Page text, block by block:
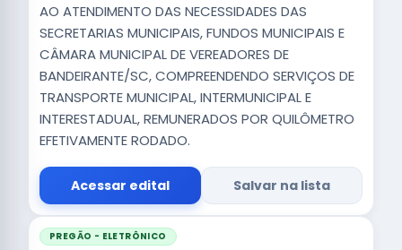
AO ATENDIMENTO DAS NECESSIDADES DAS
SECRETARIAS MUNICIPAIS, FUNDOS MUNICIPAIS E
CÂMARA MUNICIPAL DE VEREADORES DE
BANDEIRANTE/SC, COMPREENDENDO SERVIÇOS DE
TRANSPORTE MUNICIPAL, INTERMUNICIPAL E
INTERESTADUAL, REMUNERADOS POR QUILÔMETRO
EFETIVAMENTE RODADO.
Acessar edital Salvar na lista
PREGÃO - ELETRÔNICO